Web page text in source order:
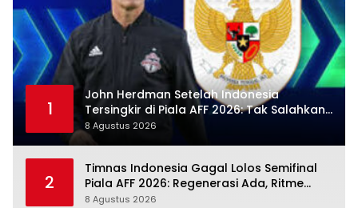
1
John Herdman Setelah Indonesia
Tersingkir di Piala AFF 2026: Tak Salahkan
Wasit, Mitchell Baker Tetap Jadi Modal
8 Agustus 2026
2
Timnas Indonesia Gagal Lolos Semifinal
Piala AFF 2026: Regenerasi Ada, Ritme
Kompetisi Masih Harus Mengejar
8 Agustus 2026